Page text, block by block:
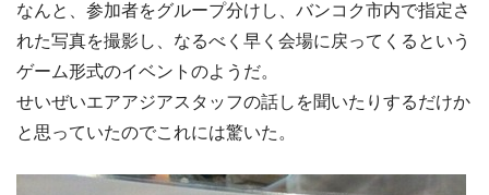
なんと、参加者をグループ分けし、バンコク市内で指定さ
れた写真を撮影し、なるべく早く会場に戻ってくるという
ゲーム形式のイベントのようだ。
せいぜいエアアジアスタッフの話しを聞いたりするだけか
と思っていたのでこれには驚いた。